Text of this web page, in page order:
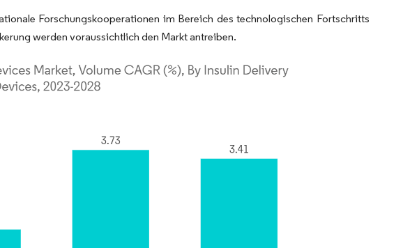
Forschungskooperationen im Bereich des technologischen Fortschritts
werden voraussichtlich den Markt antreiben.